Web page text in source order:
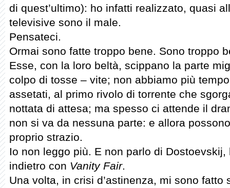
di quest’ultimo): ho infatti realizzato, quasi
televisive sono il male.
Pensateci.
Ormai sono fatte troppo bene. Sono troppo
Esse, con la loro beltà, scippano la parte
colpo di tosse – vite; non abbiamo più
assetati, al primo rivolo di torrente che
nottata di attesa; ma spesso ci attende il
non si va da nessuna parte: e allora
proprio strazio.
Io non leggo più. E non parlo di
indietro con Vanity Fair.
Una volta, in crisi d’astinenza, mi sono fatto